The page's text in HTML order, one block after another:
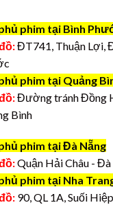
phim tại Bình
ĐT741, Thuận Lợi,
phim tại Quảng
Đường tránh Đồng
Bình
phim tại Đà Nẵng
Quận Hải Châu -
phim tại Nha
90, QL 1A, Suối